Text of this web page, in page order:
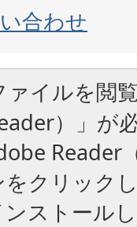
合わせ
ァイルを閲
）」が
Reader
クリック
ストール